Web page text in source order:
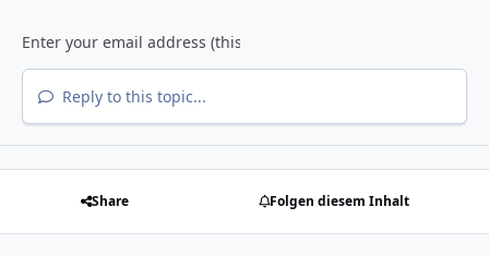
Reply to this topic...
Share Folgen diesem Inhalt